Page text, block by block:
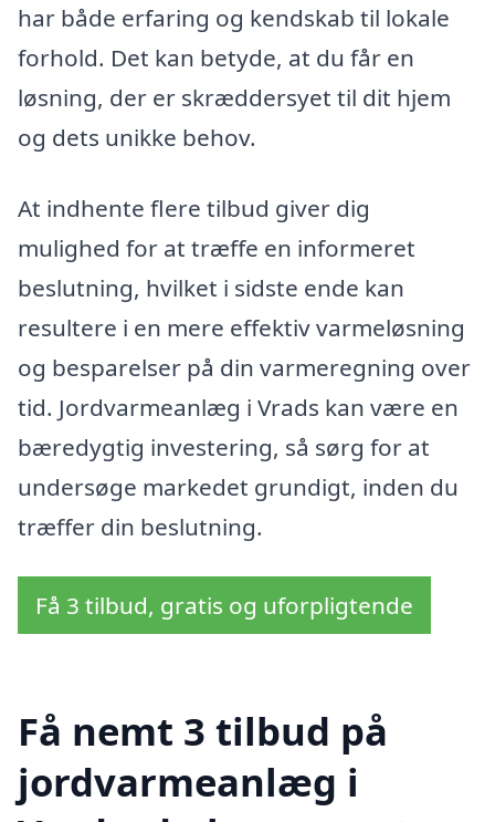
har både erfaring og kendskab til lokale
forhold. Det kan betyde, at du får en
løsning, der er skræddersyet til dit hjem
og dets unikke behov.
At indhente flere tilbud giver dig
mulighed for at træffe en informeret
beslutning, hvilket i sidste ende kan
resultere i en mere effektiv varmeløsning
og besparelser på din varmeregning over
tid. Jordvarmeanlæg i Vrads kan være en
bæredygtig investering, så sørg for at
undersøge markedet grundigt, inden du
træffer din beslutning.
Få 3 tilbud, gratis og uforpligtende
Få nemt 3 tilbud på
jordvarmeanlæg i